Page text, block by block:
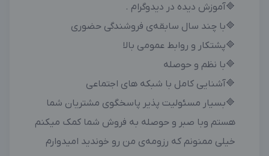
🔷آموزش دیده در دیدوگرام .
🔷با چند سال سابقه‌ی فروشندگی حضوری
🔷پشتکار و روابط عمومی بالا
🔷با نظم و حوصله
🔷آشنایی کامل با شبکه های اجتماعی
🔷بسیار مسئولیت پذیر پاسخگوی مشتریان شما
هستم وبا صبر و حوصله به فروش شما کمک میکنم
خیلی ممنونم که رزومه‌ی من رو خوندید امیدوارم